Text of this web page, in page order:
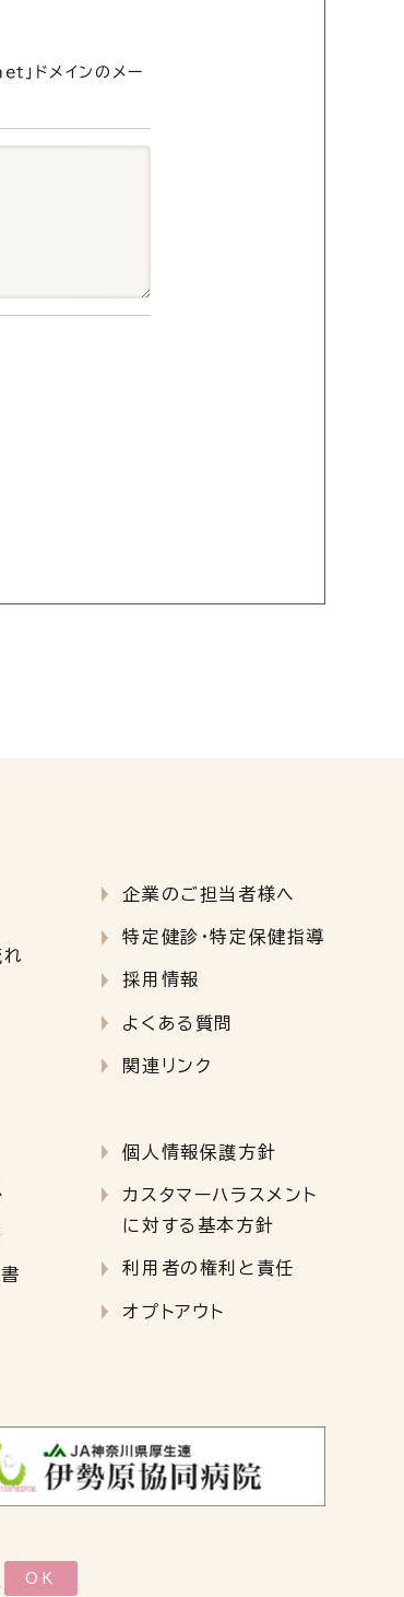
OK
ドメインのメー
れ
企業のご担当者様へ
特定健診・特定保健指導
採用情報
よくある質問
関連リンク
個人情報保護方針
カスタマーハラスメント
に対する基本方針
利用者の権利と責任
オプトアウト